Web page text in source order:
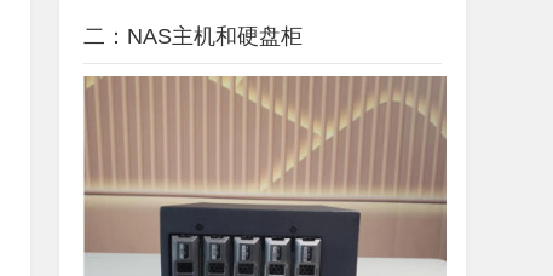
二：NAS主机和硬盘柜